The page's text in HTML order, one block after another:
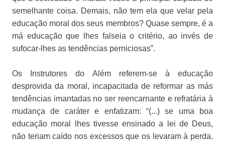
semelhante coisa. Demais, não tem ela que velar pela
educação moral dos seus membros? Quase sempre, é a
má educação que lhes falseia o critério, ao invés de
sufocar-lhes as tendências perniciosas”.
Os Instrutores do Além referem-se à educação
desprovida da moral, incapacitada de reformar as más
tendências imantadas no ser reencarnante e refratária à
mudança de caráter e enfatizam: “(...) se uma boa
educação moral lhes tivesse ensinado a lei de Deus,
não teriam caído nos excessos que os levaram à perda.